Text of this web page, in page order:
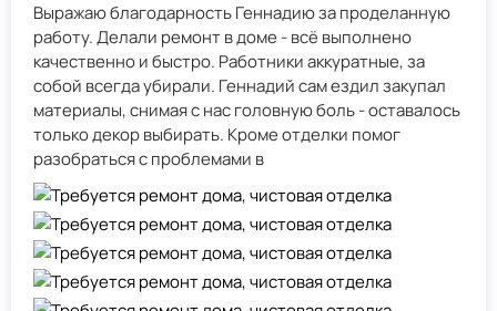
Выражаю благодарность Геннадию за проделанную
работу. Делали ремонт в доме - всё выполнено
качественно и быстро. Работники аккуратные, за
собой всегда убирали. Геннадий сам ездил закупал
материалы, снимая с нас головную боль - оставалось
только декор выбирать. Кроме отделки помог
разобраться с проблемами в